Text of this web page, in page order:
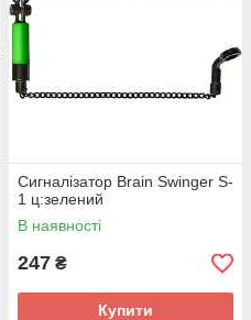
Сигналізатор Brain Swinger S-
1 ц:зелений
В наявності
247 ₴
Купити